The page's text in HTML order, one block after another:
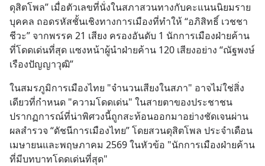
ดุสิตโพล” เมื่อตัวเลขที่นั่งในสภาสวนทางกับคะแนนนิยมราย
บุคคล ถอดรหัสชั้นเชิงทางการเมืองที่ทำให้ “อภิสิทธิ์ เวชชา
ชีวะ” จากพรรค 21 เสียง ครองอันดับ 1 นักการเมืองฝ่ายค้าน
ที่โดดเด่นที่สุด แซงหน้าผู้นำฝ่ายค้าน 120 เสียงอย่าง “ณัฐพงษ์
เรืองปัญญาวุฒิ”
ในสมรภูมิการเมืองไทย "จำนวนเสียงในสภา" อาจไม่ใช่สิ่ง
เดียวที่กำหนด "ความโดดเด่น" ในสายตาของประชาชน
ปรากฏการณ์ที่น่าพิศวงนี้ถูกสะท้อนออกมาอย่างชัดเจนผ่าน
ผลสำรวจ “ดัชนีการเมืองไทย” โดยสวนดุสิตโพล ประจำเดือน
เมษายนและพฤษภาคม 2569 ในหัวข้อ "นักการเมืองฝ่ายค้าน
ที่มีบทบาทโดดเด่นที่สุด"